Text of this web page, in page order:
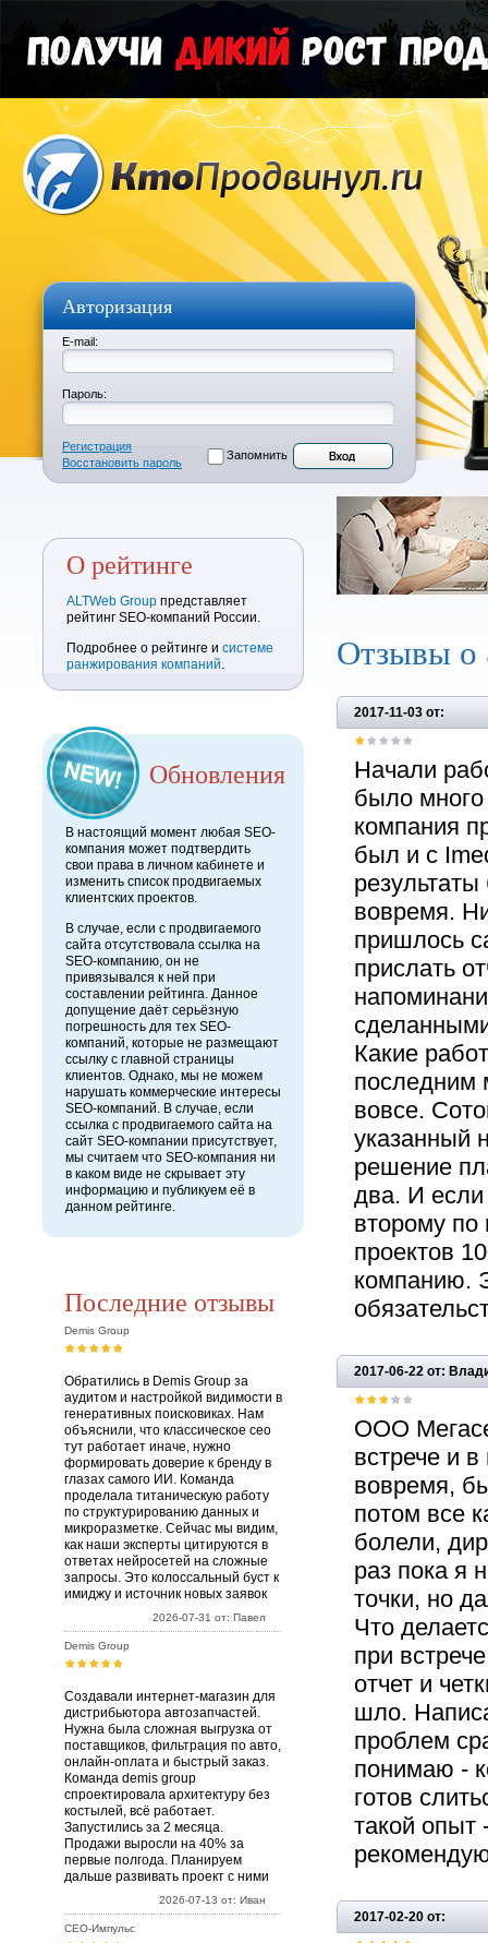
Авторизация
E-mail:
Пароль:
Регистрация
Восстановить пароль
Запомнить
О рейтинге
ALTWeb Group представляет
рейтинг SEO-компаний России.
Подробнее о рейтинге и системе
ранжирования компаний.
Обновления
В настоящий момент любая SEO-
компания может подтвердить
свои права в личном кабинете и
изменить список продвигаемых
клиентских проектов.
В случае, если с продвигаемого
сайта отсутствовала ссылка на
SEO-компанию, он не
привязывался к ней при
составлении рейтинга. Данное
допущение даёт серьёзную
погрешность для тех SEO-
компаний, которые не размещают
ссылку с главной страницы
клиентов. Однако, мы не можем
нарушать коммерческие интересы
SEO-компаний. В случае, если
ссылка с продвигаемого сайта на
сайт SEO-компании присутствует,
мы считаем что SEO-компания ни
в каком виде не скрывает эту
информацию и публикуем её в
данном рейтинге.
Последние отзывы
Demis Group
Обратились в Demis Group за
аудитом и настройкой видимости в
генеративных поисковиках. Нам
объяснили, что классическое сео
тут работает иначе, нужно
формировать доверие к бренду в
глазах самого ИИ. Команда
проделала титаническую работу
по структурированию данных и
микроразметке. Сейчас мы видим,
как наши эксперты цитируются в
ответах нейросетей на сложные
запросы. Это колоссальный буст к
имиджу и источник новых заявок
2026-07-31 от: Павел
Demis Group
Создавали интернет-магазин для
дистрибьютора автозапчастей.
Нужна была сложная выгрузка от
поставщиков, фильтрация по авто,
онлайн-оплата и быстрый заказ.
Команда demis group
спроектировала архитектуру без
костылей, всё работает.
Запустились за 2 месяца.
Продажи выросли на 40% за
первые полгода. Планируем
дальше развивать проект с ними
2026-07-13 от: Иван
СЕО-Импульс
Отзывы о
2017-11-03 от:
Начали
было
компания
был и с
вовремя.
пришлось
прислать
Какие
последним
вовсе.
указанный
решение
два. И если
второму
проектов
компанию.
2017-06-22 от:
ООО
встрече и
вовремя,
потом все
болели,
раз пока я
точки, но
Что
при
отчет и
шло.
проблем
понимаю -
готов
такой опыт
2017-02-20 от: